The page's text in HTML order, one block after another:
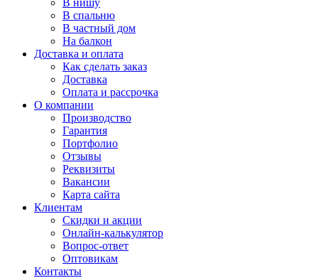
В нишу
В спальню
В частный дом
На балкон
Доставка и оплата
Как сделать заказ
Доставка
Оплата и рассрочка
О компании
Производство
Гарантия
Портфолио
Отзывы
Реквизиты
Вакансии
Карта сайта
Клиентам
Скидки и акции
Онлайн-калькулятор
Вопрос-ответ
Оптовикам
Контакты